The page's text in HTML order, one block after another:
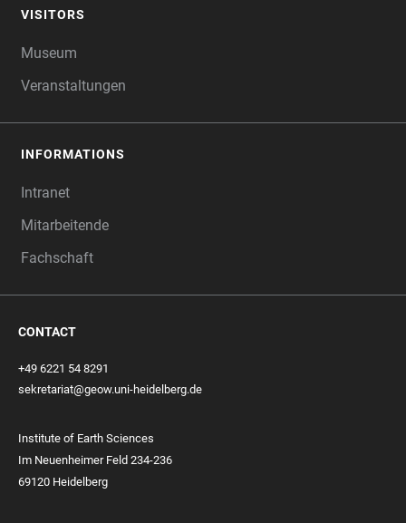
VISITORS
Museum
Veranstaltungen
INFORMATIONS
Intranet
Mitarbeitende
Fachschaft
CONTACT
+49 6221 54 8291
sekretariat@geow.uni-heidelberg.de
Institute of Earth Sciences
Im Neuenheimer Feld 234-236
69120 Heidelberg